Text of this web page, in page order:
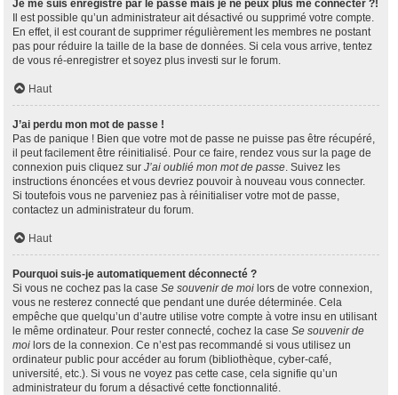
Je me suis enregistré par le passé mais je ne peux plus me connecter ?!
Il est possible qu’un administrateur ait désactivé ou supprimé votre compte.
En effet, il est courant de supprimer régulièrement les membres ne postant
pas pour réduire la taille de la base de données. Si cela vous arrive, tentez
de vous ré-enregistrer et soyez plus investi sur le forum.
Haut
J’ai perdu mon mot de passe !
Pas de panique ! Bien que votre mot de passe ne puisse pas être récupéré,
il peut facilement être réinitialisé. Pour ce faire, rendez vous sur la page de
connexion puis cliquez sur J’ai oublié mon mot de passe. Suivez les
instructions énoncées et vous devriez pouvoir à nouveau vous connecter.
Si toutefois vous ne parveniez pas à réinitialiser votre mot de passe,
contactez un administrateur du forum.
Haut
Pourquoi suis-je automatiquement déconnecté ?
Si vous ne cochez pas la case Se souvenir de moi lors de votre connexion,
vous ne resterez connecté que pendant une durée déterminée. Cela
empêche que quelqu’un d’autre utilise votre compte à votre insu en utilisant
le même ordinateur. Pour rester connecté, cochez la case Se souvenir de
moi lors de la connexion. Ce n’est pas recommandé si vous utilisez un
ordinateur public pour accéder au forum (bibliothèque, cyber-café,
université, etc.). Si vous ne voyez pas cette case, cela signifie qu’un
administrateur du forum a désactivé cette fonctionnalité.